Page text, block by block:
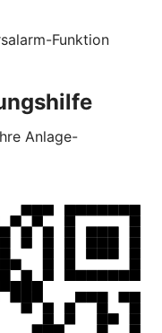
Funktion
Anlage-